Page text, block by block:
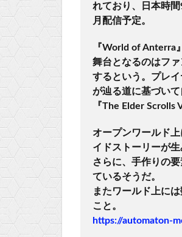
れており、日本時
月配信予定。
『World of Anterra
舞台となるのはフ
するという。プレ
が辿る道に基づい
『The Elder Scrolls
オープンワールド
イドストーリーが生
さらに、手作りの
ているそうだ。
またワールド上に
こと。
https://automaton-